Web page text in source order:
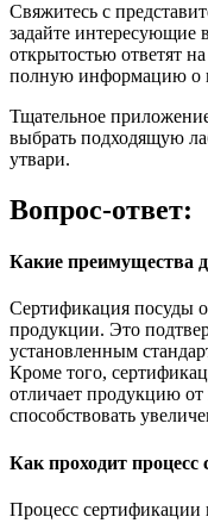
Свяжитесь с
задайте интересующие
открытостью ответят
полную информацию о
Тщательное
выбрать подходящую
утвари.
Вопрос-ответ:
Какие преимущества
Сертификация посуды
продукции. Это
установленным
Кроме того,
отличает продукцию
способствовать
Как проходит
Процесс сертификации